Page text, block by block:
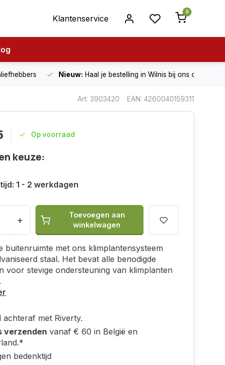
Klantenservice
0
Nieuw: Haal je bestelling in Wilnis bij ons op!
Art: 3903420 EAN: 4260040159311
Op voorraad
keuze:
1 - 2 werkdagen
+
Toevoegen aan
winkelwagen
buitenruimte met ons klimplantensysteem
staal. Het bevat alle benodigde
voor stevige ondersteuning van klimplanten
achteraf met Riverty.
verzenden vanaf € 60 in België en
bedenktijd